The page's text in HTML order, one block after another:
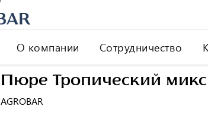
О компании Сотрудничество
Пюре Тропический
AGROBAR